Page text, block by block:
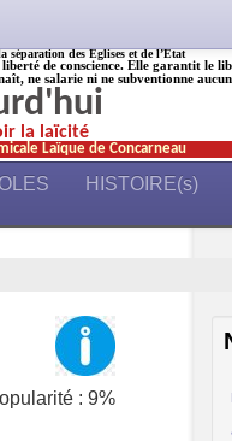
séparation des Églises et de l’État
de conscience. Elle garantit le
ne salarie ni ne subventionne
la laïcité
Laïque de Concarneau
HISTOIRE(s)
: 9%